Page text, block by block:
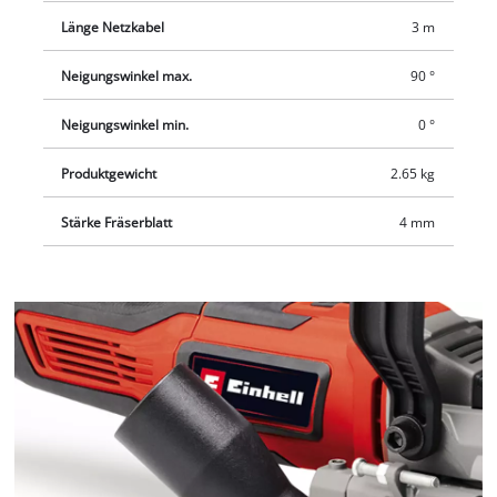
Länge Netzkabel 3 m
Neigungswinkel max. 90 °
Neigungswinkel min. 0 °
Produktgewicht 2.65 kg
Stärke Fräserblatt 4 mm